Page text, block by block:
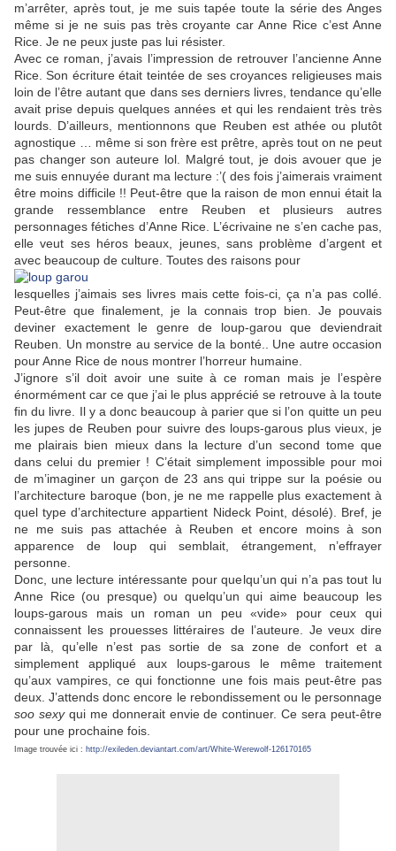
m’arrêter, après tout, je me suis tapée toute la série des Anges
même si je ne suis pas très croyante car Anne Rice c’est Anne
Rice. Je ne peux juste pas lui résister.
Avec ce roman, j’avais l’impression de retrouver l’ancienne Anne
Rice. Son écriture était teintée de ses croyances religieuses mais
loin de l’être autant que dans ses derniers livres, tendance qu’elle
avait prise depuis quelques années et qui les rendaient très très
lourds. D’ailleurs, mentionnons que Reuben est athée ou plutôt
agnostique … même si son frère est prêtre, après tout on ne peut
pas changer son auteure lol. Malgré tout, je dois avouer que je
me suis ennuyée durant ma lecture :’( des fois j’aimerais vraiment
être moins difficile !! Peut-être que la raison de mon ennui était la
grande ressemblance entre Reuben et plusieurs autres
personnages fétiches d’Anne Rice. L’écrivaine ne s’en cache pas,
elle veut ses héros beaux, jeunes, sans problème d’argent et
avec beaucoup de culture. Toutes des raisons pour
lesquelles j’aimais ses livres mais cette fois-ci, ça n’a pas collé.
Peut-être que finalement, je la connais trop bien. Je pouvais
deviner exactement le genre de loup-garou que deviendrait
Reuben. Un monstre au service de la bonté.. Une autre occasion
pour Anne Rice de nous montrer l’horreur humaine.
J’ignore s’il doit avoir une suite à ce roman mais je l’espère
énormément car ce que j’ai le plus apprécié se retrouve à la toute
fin du livre. Il y a donc beaucoup à parier que si l’on quitte un peu
les jupes de Reuben pour suivre des loups-garous plus vieux, je
me plairais bien mieux dans la lecture d’un second tome que
dans celui du premier ! C’était simplement impossible pour moi
de m’imaginer un garçon de 23 ans qui trippe sur la poésie ou
l’architecture baroque (bon, je ne me rappelle plus exactement à
quel type d’architecture appartient Nideck Point, désolé). Bref, je
ne me suis pas attachée à Reuben et encore moins à son
apparence de loup qui semblait, étrangement, n’effrayer
personne.
Donc, une lecture intéressante pour quelqu’un qui n’a pas tout lu
Anne Rice (ou presque) ou quelqu’un qui aime beaucoup les
loups-garous mais un roman un peu «vide» pour ceux qui
connaissent les prouesses littéraires de l’auteure. Je veux dire
par là, qu’elle n’est pas sortie de sa zone de confort et a
simplement appliqué aux loups-garous le même traitement
qu’aux vampires, ce qui fonctionne une fois mais peut-être pas
deux. J’attends donc encore le rebondissement ou le personnage
soo sexyqui me donnerait envie de continuer. Ce sera peut-être
pour une prochaine fois.
Image trouvée ici : http://exileden.deviantart.com/art/White-Werewolf-126170165